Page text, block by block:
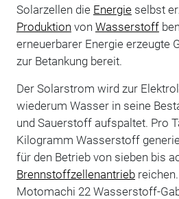
Solarzellen die Energieselbst
Produktion von Wasserstoff
erneuerbarer Energie erzeugte
zur Betankung bereit.
Der Solarstrom wird zur
wiederum Wasser in seine
und Sauerstoff aufspaltet. Pro
Kilogramm Wasserstoff
für den Betrieb von sieben bis
Brennstoffzellenantriebreichen.
Motomachi 22 Wasserstoff-